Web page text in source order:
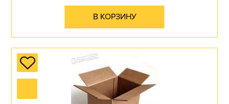
В КОРЗИНУ